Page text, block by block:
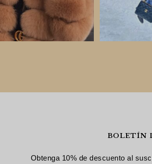
BOLETÍN
Obtenga 10% de descuento al